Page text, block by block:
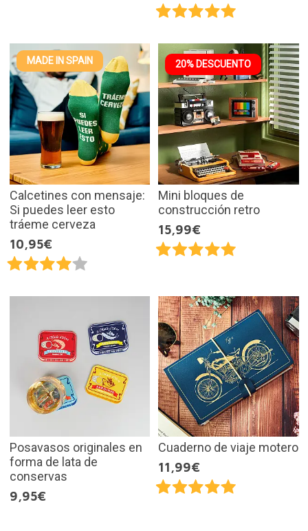
MADE IN SPAIN
Calcetines con mensaje:
Si puedes leer esto
tráeme cerveza
10,95€
20% DESCUENTO
Mini bloques de
construcción retro
15,99€
Posavasos originales en
forma de lata de
conservas
9,95€
Cuaderno de viaje motero
11,99€